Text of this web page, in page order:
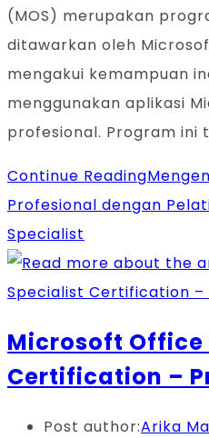
(MOS) merupakan
ditawarkan oleh
mengakui kemampuan
menggunakan aplikasi
profesional. Program ini
Continue Reading
Profesional dengan
Specialist
Microsoft
Certification –
Post author:Arika